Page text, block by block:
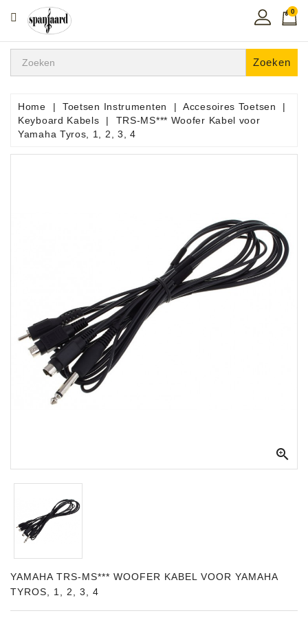
CATEGORIE
Home
In
De
Regio
Opname
Apparatuur
Blaasinstrumenten
Instrumenten
Celtic
Bladmuziek
0
Zoeken
Home Toetsen Instrumenten
Accesoires Toetsen
Keyboard Kabels
TRS-MS*** Woofer Kabel voor
Yamaha Tyros, 1, 2, 3, 4

YAMAHA TRS-MS*** WOOFER KABEL VOOR YAMAHA
TYROS, 1, 2, 3, 4